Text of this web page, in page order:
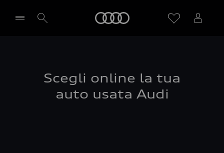
Scegli online la tua
auto usata Audi